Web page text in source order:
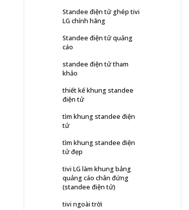
Standee điện tử ghép tivi
LG chính hãng
Standee điện tử quảng
cáo
standee điện tử tham
khảo
thiết kế khung standee
điện tử
tìm khung standee điện
tử
tìm khung standee điện
tử đẹp
tivi LG làm khung bảng
quảng cáo chân đứng
(standee điện tử)
tivi ngoài trời